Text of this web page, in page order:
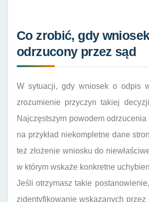
Co zrobić, gdy
odrzucony przez sąd
W sytuacji, gdy wniosek o odpis
zrozumienie przyczyn takiej
Najczęstszym powodem
na przykład niekompletne dane
też złożenie wniosku do
w którym wskaże konkretne
Jeśli otrzymasz takie
zidentyfikowanie wskazanych